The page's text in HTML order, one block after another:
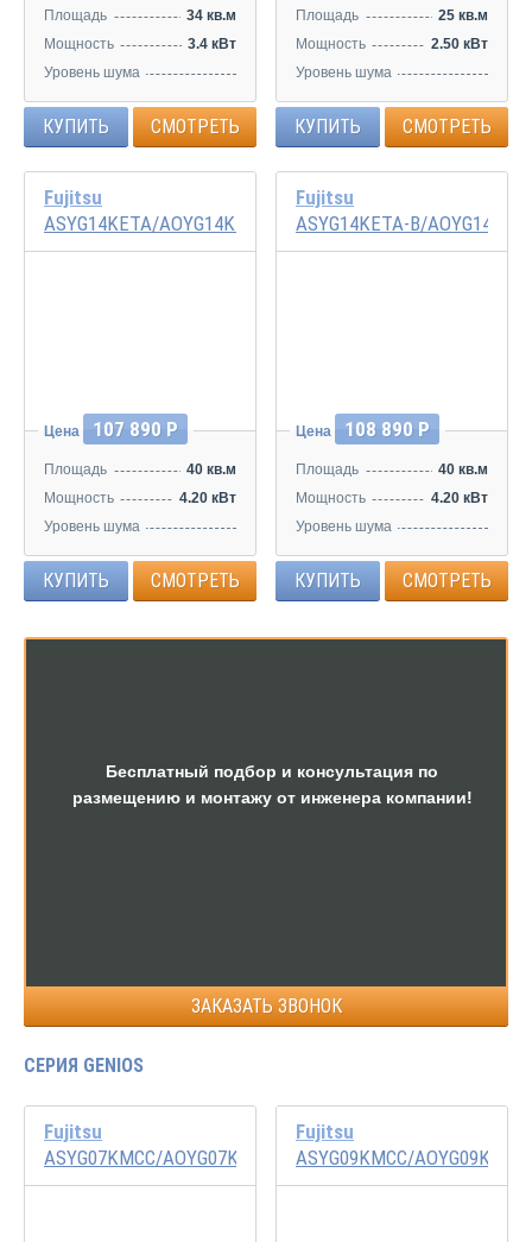
Площадь
34 кв.м
Мощность
3.4 кВт
Уровень шума
КУПИТЬ СМОТРЕТЬ
Площадь
25 кв.м
Мощность
2.50 кВт
Уровень шума
КУПИТЬ СМОТРЕТЬ
Fujitsu
ASYG14KETA/AOYG14KETA
Цена 107 890 Р
Площадь
40 кв.м
Мощность
4.20 кВт
Уровень шума
КУПИТЬ СМОТРЕТЬ
Fujitsu
ASYG14KETA-B/
Цена 108 890 Р
Площадь
40 кв.м
Мощность
4.20 кВт
Уровень шума
КУПИТЬ СМОТРЕТЬ
Бесплатный подбор и консультация по
размещению и монтажу от инженера компании!
ЗАКАЗАТЬ ЗВОНОК
СЕРИЯ GENIOS
Fujitsu
ASYG07KMCC/AOYG07KMCC
Fujitsu
ASYG09KMCC/AOYG09KMCC